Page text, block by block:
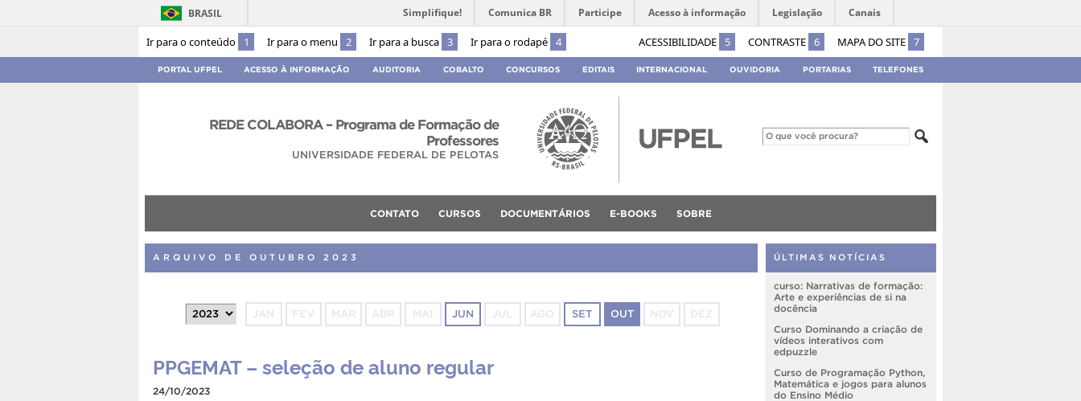
Ir para o conteúdo 1 Ir para o menu 2 Ir para a busca 3 Ir para o rodapé 4 ACESSIBILIDADE 5 CONTRASTE 6 MAPA DO SITE 7
BRASIL Simplifique! Comunica BR Participe Acesso à informação Legislação Canais
PORTAL UFPEL ACESSO À INFORMAÇÃO AUDITORIA COBALTO CONCURSOS EDITAIS INTERNACIONAL OUVIDORIA PORTARIAS TELEFONES
REDE COLABORA – Programa de Formação de
Professores
UNIVERSIDADE FEDERAL DE PELOTAS
CONTATO CURSOS DOCUMENTÁRIOS E-BOOKS SOBRE
ARQUIVO DE OUTUBRO 2023
JAN FEV MAR ABR MAI JUN JUL AGO SET OUT NOV DEZ
PPGEMAT – seleção de aluno regular
24/10/2023
ÚLTIMAS NOTÍCIAS
curso: Narrativas de formação:
Arte e experiências de si na
docência
Curso Dominando a criação de
vídeos interativos com
edpuzzle
Curso de Programação Python,
Matemática e jogos para alunos
do Ensino Médio